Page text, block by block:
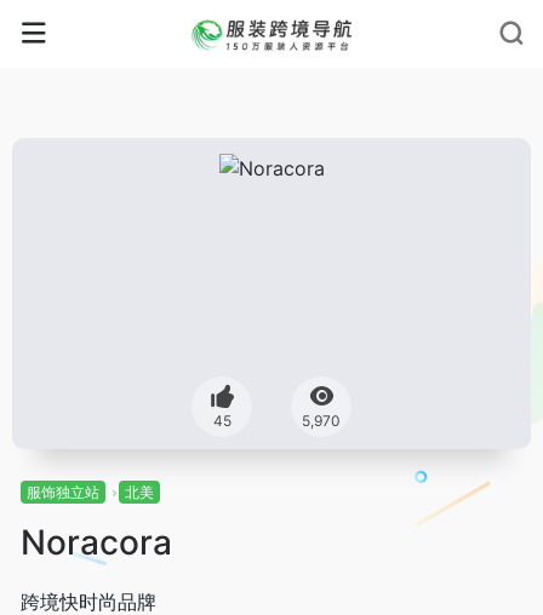
45 5,970
服饰独立站 北美
Noracora
跨境快时尚品牌